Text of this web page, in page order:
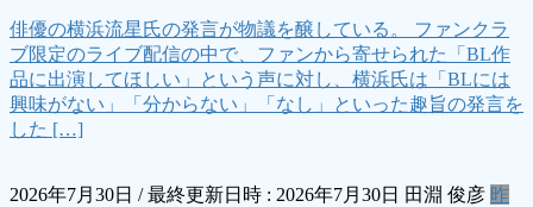
俳優の横浜流星氏の発言が物議を醸している。 ファンクラ
ブ限定のライブ配信の中で、ファンから寄せられた「BL作
品に出演してほしい」という声に対し、横浜氏は「BLには
興味がない」「分からない」「なし」といった趣旨の発言を
した […]
2026年7月30日 / 最終更新日時 : 2026年7月30日 田淵 俊彦 昨